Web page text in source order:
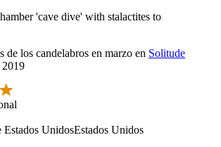
'cave dive' with stalactites to
de los candelabros en marzo en Solitude
2019
Estados Unidos